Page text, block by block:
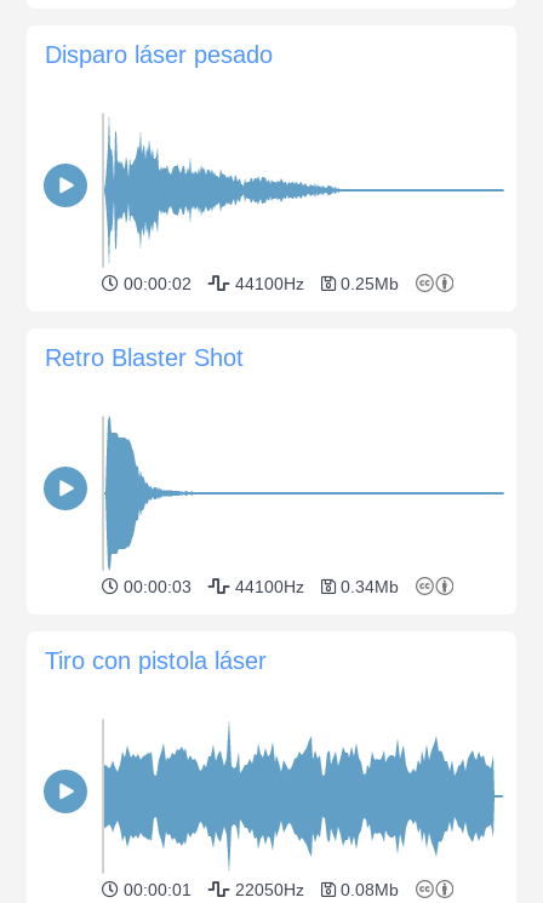
Disparo láser pesado
00:00:02 44100Hz 0.25Mb
Retro Blaster Shot
00:00:03 44100Hz 0.34Mb
Tiro con pistola láser
00:00:01 22050Hz 0.08Mb